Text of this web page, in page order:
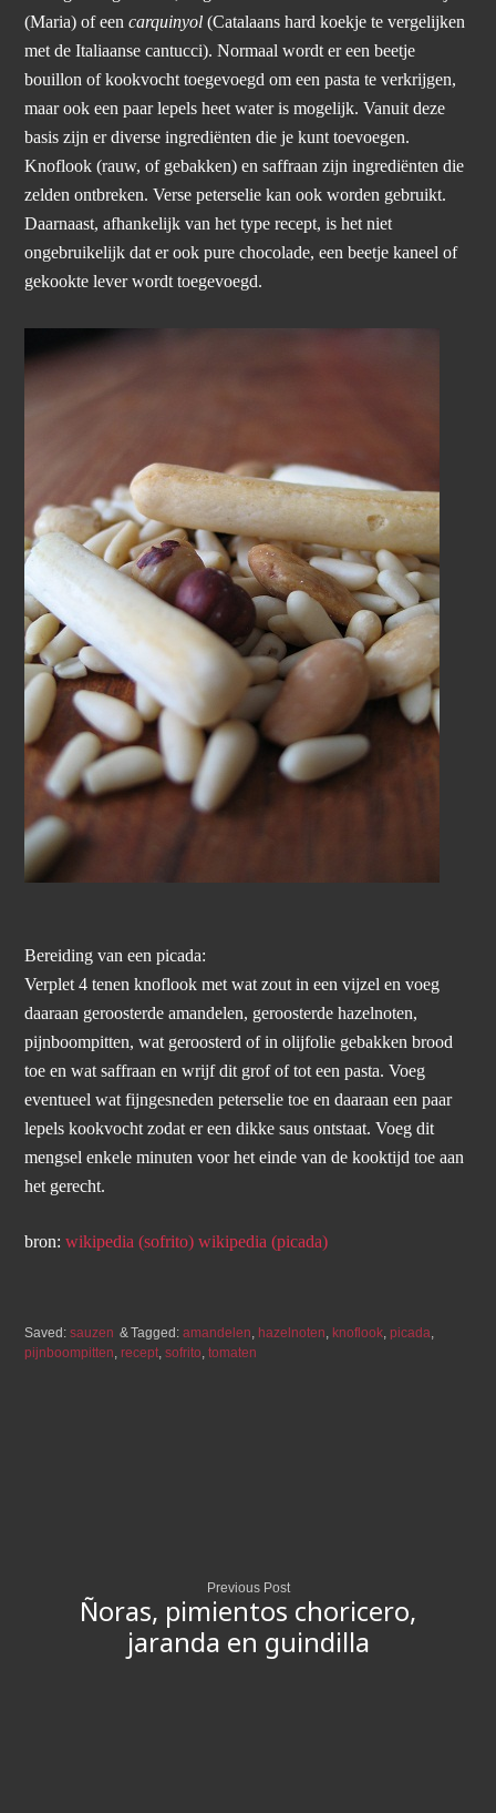
(Maria) of eencarquinyol (Catalaans hard koekje te vergelijken
met de Italiaanse cantucci). Normaal wordt er een beetje
bouillon of kookvocht toegevoegd om een pasta te verkrijgen,
maar ook een paar lepels heet water is mogelijk. Vanuit deze
basis zijn er diverse ingrediënten die je kunt toevoegen.
Knoflook (rauw, of gebakken) en saffraan zijn ingrediënten die
zelden ontbreken. Verse peterselie kan ook worden gebruikt.
Daarnaast, afhankelijk van het type recept, is het niet
ongebruikelijk dat er ook pure chocolade, een beetje kaneel of
gekookte lever wordt toegevoegd.
Bereiding van een picada:
Verplet 4 tenen knoflook met wat zout in een vijzel en voeg
daaraan geroosterde amandelen, geroosterde hazelnoten,
pijnboompitten, wat geroosterd of in olijfolie gebakken brood
toe en wat saffraan en wrijf dit grof of tot een pasta. Voeg
eventueel wat fijngesneden peterselie toe en daaraan een paar
lepels kookvocht zodat er een dikke saus ontstaat. Voeg dit
mengsel enkele minuten voor het einde van de kooktijd toe aan
het gerecht.
bron:wikipedia (sofrito) wikipedia (picada)
Saved:sauzen Tagged:amandelen hazelnoten knoflook ,picada
pijnboompitten ,recept ,sofrito ,tomaten
Previous Post
Ñoras, pimientos choricero,
jaranda en guindilla